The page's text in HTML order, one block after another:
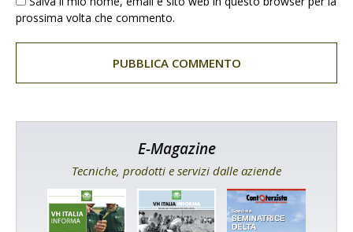
prossima volta che commento.
E-Magazine
Tecniche, prodotti e servizi dalle aziende